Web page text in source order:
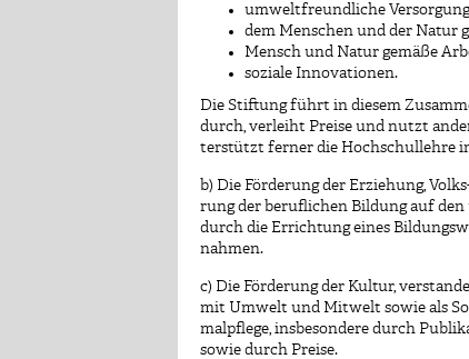
umweltfreundliche
dem Menschen und der Natur
Mensch und Natur gemäße
soziale Innovationen.
Die Stiftung führt in diesem
durch, verleiht Preise und nutzt
terstützt ferner die Hochschullehre
b) Die Förderung der Erziehung,
rung der beruflichen Bildung auf den
durch die Errichtung eines
nahmen.
c) Die Förderung der Kultur,
mit Umwelt und Mitwelt sowie als
malpflege, insbesondere durch
sowie durch Preise.